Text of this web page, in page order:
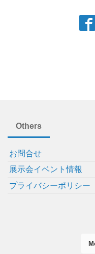
Others
お問合せ
展示会イベント情報
プライバシーポリシー